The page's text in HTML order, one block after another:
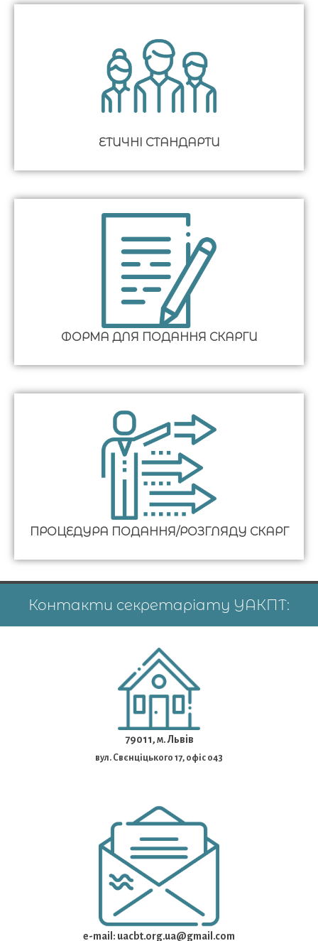
ЕТИЧНІ СТАНДАРТИ
ФОРМА ДЛЯ ПОДАННЯ СКАРГИ
ПРОЦЕДУРА ПОДАННЯ/РОЗГЛЯДУ СКАРГ
Контакти секретаріату УАКПТ:
79011, м. Львів
вул. Свєнціцького 17, офіс 043
e-mail: uacbt.org.ua@gmail.com